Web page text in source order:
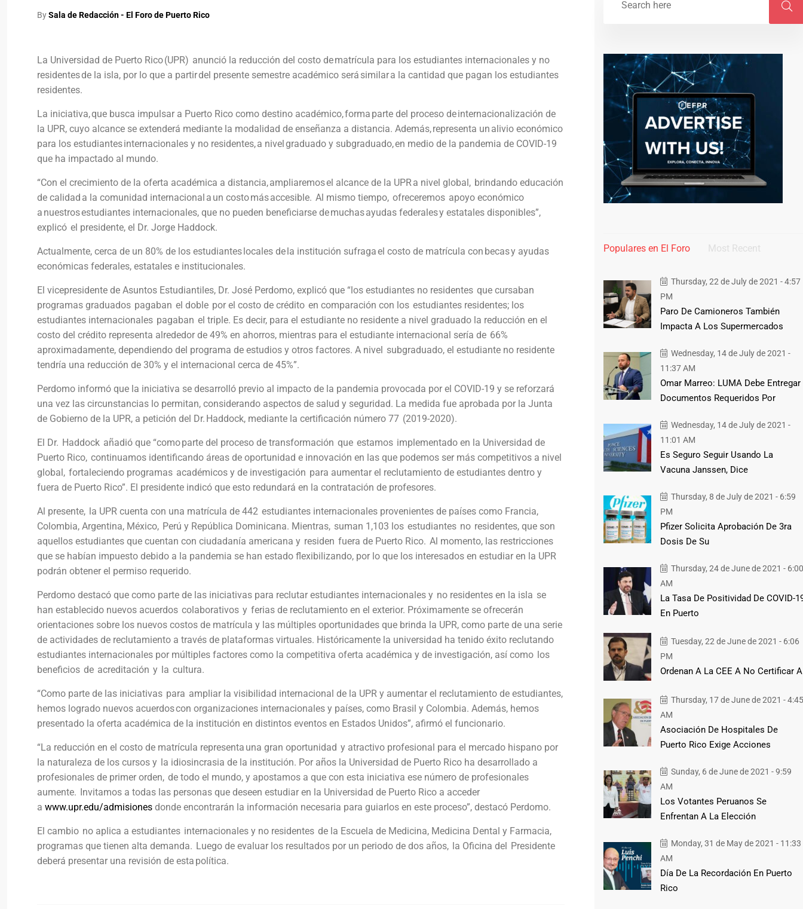
BySala de Redacción - El Foro de Puerto Rico
La Universidad de Puerto Rico (UPR) anunció la reducción del costo de matrícula para los estudiantes internacionales y no
residentes de la isla, por lo que a partir del presente semestre académico será similar a la cantidad que pagan los estudiantes
residentes.
La iniciativa, que busca impulsar a Puerto Rico como destino académico, forma parte del proceso de internacionalización de
la UPR, cuyo alcance se extenderá mediante la modalidad de enseñanza a distancia. Además, representa un alivio económico
para los estudiantes internacionales y no residentes, a nivel graduado y subgraduado, en medio de la pandemia de COVID-19
que ha impactado al mundo.
“Con el crecimiento de la oferta académica a distancia, ampliaremos el alcance de la UPR a nivel global, brindando educación
de calidad a la comunidad internacional a un costo más accesible. Al mismo tiempo, ofreceremos apoyo económico
a nuestros estudiantes internacionales, que no pueden beneficiarse de muchas ayudas federales y estatales disponibles”,
explicó el presidente, el Dr. Jorge Haddock.
Actualmente, cerca de un 80% de los estudiantes locales de la institución sufraga el costo de matrícula con becas y ayudas
económicas federales, estatales e institucionales.
El vicepresidente de Asuntos Estudiantiles, Dr. José Perdomo, explicó que “los estudiantes no residentes que cursaban
programas graduados pagaban el doble por el costo de crédito en comparación con los estudiantes residentes; los
estudiantes internacionales pagaban el triple. Es decir, para el estudiante no residente a nivel graduado la reducción en el
costo del crédito representa alrededor de 49% en ahorros, mientras para el estudiante internacional sería de 66%
aproximadamente, dependiendo del programa de estudios y otros factores. A nivel subgraduado, el estudiante no residente
tendría una reducción de 30% y el internacional cerca de 45%”.
Perdomo informó que la iniciativa se desarrolló previo al impacto de la pandemia provocada por el COVID-19 y se reforzará
una vez las circunstancias lo permitan, considerando aspectos de salud y seguridad. La medida fue aprobada por la Junta
de Gobierno de la UPR, a petición del Dr. Haddock, mediante la certificación número 77 (2019-2020).
El Dr. Haddock añadió que “como parte del proceso de transformación que estamos implementado en la Universidad de
Puerto Rico, continuamos identificando áreas de oportunidad e innovación en las que podemos ser más competitivos a nivel
global, fortaleciendo programas académicos y de investigación para aumentar el reclutamiento de estudiantes dentro y
fuera de Puerto Rico”. El presidente indicó que esto redundará en la contratación de profesores.
Al presente, la UPR cuenta con una matrícula de 442 estudiantes internacionales provenientes de países como Francia,
Colombia, Argentina, México, Perú y República Dominicana. Mientras, suman 1,103 los estudiantes no residentes, que son
aquellos estudiantes que cuentan con ciudadanía americana y residen fuera de Puerto Rico. Al momento, las restricciones
que se habían impuesto debido a la pandemia se han estado flexibilizando, por lo que los interesados en estudiar en la UPR
podrán obtener el permiso requerido.
Perdomo destacó que como parte de las iniciativas para reclutar estudiantes internacionales y no residentes en la isla se
han establecido nuevos acuerdos colaborativos y ferias de reclutamiento en el exterior. Próximamente se ofrecerán
orientaciones sobre los nuevos costos de matrícula y las múltiples oportunidades que brinda la UPR, como parte de una serie
de actividades de reclutamiento a través de plataformas virtuales. Históricamente la universidad ha tenido éxito reclutando
estudiantes internacionales por múltiples factores como la competitiva oferta académica y de investigación, así como los
beneficios de acreditación y la cultura.
“Como parte de las iniciativas para ampliar la visibilidad internacional de la UPR y aumentar el reclutamiento de estudiantes,
hemos logrado nuevos acuerdos con organizaciones internacionales y países, como Brasil y Colombia. Además, hemos
presentado la oferta académica de la institución en distintos eventos en Estados Unidos”, afirmó el funcionario.
“La reducción en el costo de matrícula representa una gran oportunidad y atractivo profesional para el mercado hispano por
la naturaleza de los cursos y la idiosincrasia de la institución. Por años la Universidad de Puerto Rico ha desarrollado a
profesionales de primer orden, de todo el mundo, y apostamos a que con esta iniciativa ese número de profesionales
aumente. Invitamos a todas las personas que deseen estudiar en la Universidad de Puerto Rico a acceder
a www.upr.edu/admisiones donde encontrarán la información necesaria para guiarlos en este proceso”, destacó Perdomo.
El cambio no aplica a estudiantes internacionales y no residentes de la Escuela de Medicina, Medicina Dental y Farmacia,
programas que tienen alta demanda. Luego de evaluar los resultados por un periodo de dos años, la Oficina del Presidente
deberá presentar una revisión de esta política.
Populares en El Foro Most Recent
Thursday, 22 de July de 2021 - 4:57
PM
Paro De Camioneros También
Impacta A Los Supermercados
Wednesday, 14 de July de 2021 -
11:37 AM
Omar Marreo: LUMA Debe Entregar
Documentos Requeridos Por
Wednesday, 14 de July de 2021 -
11:01 AM
Es Seguro Seguir Usando La
Vacuna Janssen, Dice
Thursday, 8 de July de 2021 - 6:59
PM
Pfizer Solicita Aprobación De 3ra
Dosis De Su
Thursday, 24 de June de 2021 - 6:00
AM
La Tasa De Positividad De COVID-
En Puerto
Tuesday, 22 de June de 2021 - 6:06
PM
Ordenan A La CEE A No Certificar A
Thursday, 17 de June de 2021 - 4:45
AM
Asociación De Hospitales De
Puerto Rico Exige Acciones
Sunday, 6 de June de 2021 - 9:59
AM
Los Votantes Peruanos Se
Enfrentan A La Elección
Monday, 31 de May de 2021 - 11:33
AM
Día De La Recordación En Puerto
Rico